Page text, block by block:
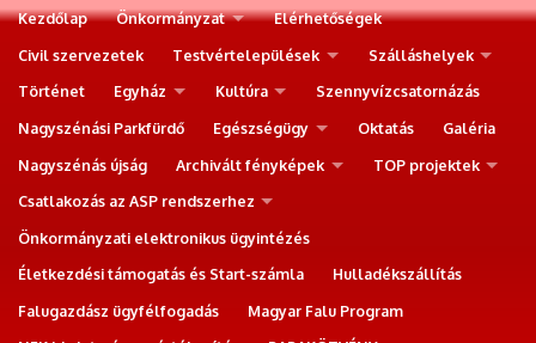
Kezdőlap Önkormányzat
Elérhetőségek
Civil szervezetek
Testvértelepülések
Szálláshelyek
Történet
Egyház Kultúra
Szennyvízcsatornázás
Nagyszénási Parkfürdő
Egészségügy Oktatás
Galéria
Nagyszénás újság
Archivált fényképek
TOP projektek
Csatlakozás az ASP rendszerhez
Önkormányzati elektronikus ügyintézés
Életkezdési támogatás és Start-számla
Hulladékszállítás
Falugazdász ügyfélfogadás
Magyar Falu Program